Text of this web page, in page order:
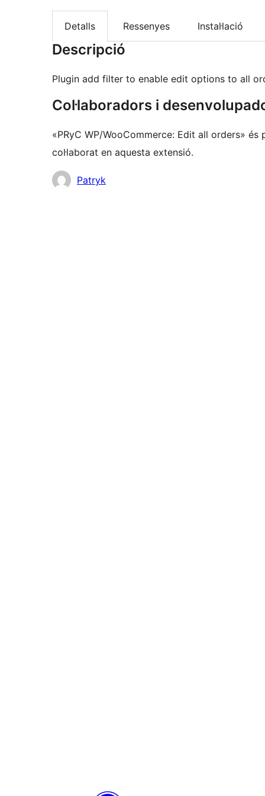
Detalls Ressenyes Instal·lació
Descripció
Plugin add filter to enable edit options to all
Col·laboradors i
«PRyC WP/WooCommerce: Edit all orders»
col·laborat en aquesta extensió.
Col·laboradors
Patryk